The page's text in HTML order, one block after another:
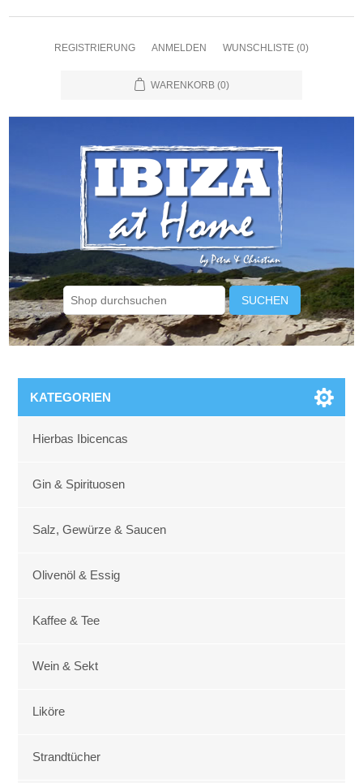
REGISTRIERUNG ANMELDEN WUNSCHLISTE (0)
WARENKORB (0)
SUCHEN
KATEGORIEN
Hierbas Ibicencas
Gin & Spirituosen
Salz, Gewürze & Saucen
Olivenöl & Essig
Kaffee & Tee
Wein & Sekt
Liköre
Strandtücher